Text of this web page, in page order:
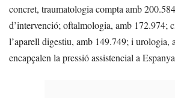
concret, traumatologia compta amb
d’intervenció; oftalmologia, amb 172.974;
l’aparell digestiu, amb 149.749; i urologia,
encapçalen la pressió assistencial a